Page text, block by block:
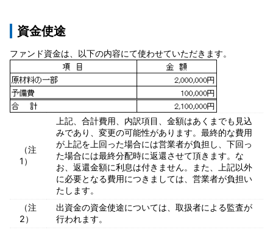
資金使途
ファンド資金は、以下の内容にて使わせていただきます。
（注
1）
上記、合計費用、内訳項目、金額はあくまでも見込
みであり、変更の可能性があります。最終的な費用
が上記を上回った場合には営業者が負担し、下回っ
た場合には最終分配時に返還させて頂きます。な
お、返還金額に利息は付きません。また、上記以外
に必要となる費用につきましては、営業者が負担い
たします。
（注
2）
出資金の資金使途については、取扱者による監査が
行われます。